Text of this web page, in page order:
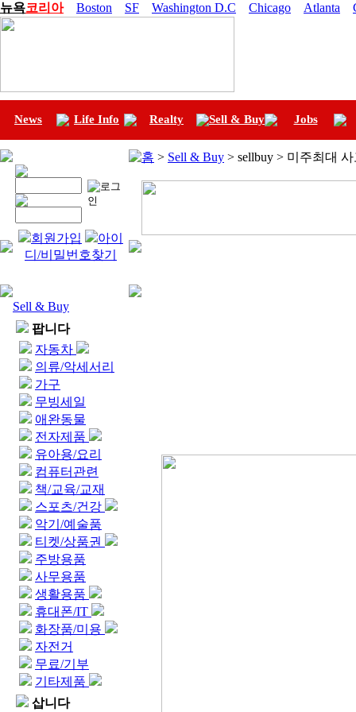
뉴욕코리아 Boston SF Washington D.C Chicago Atlanta
News Life Info Realty Sell & Buy Jobs
회원가입
아이
디/비밀번호찾기
Sell & Buy
팝니다
자동차
의류/악세서리
가구
무빙세일
애완동물
전자제품
유아용/요리
컴퓨터관련
책/교육/교재
스포츠/건강
악기/예술품
티켓/상품권
주방용품
사무용품
생활용품
휴대폰/IT
화장품/미용
자전거
무료/기부
기타제품
삽니다
홈 > Sell & Buy > sellbuy > 미주최대